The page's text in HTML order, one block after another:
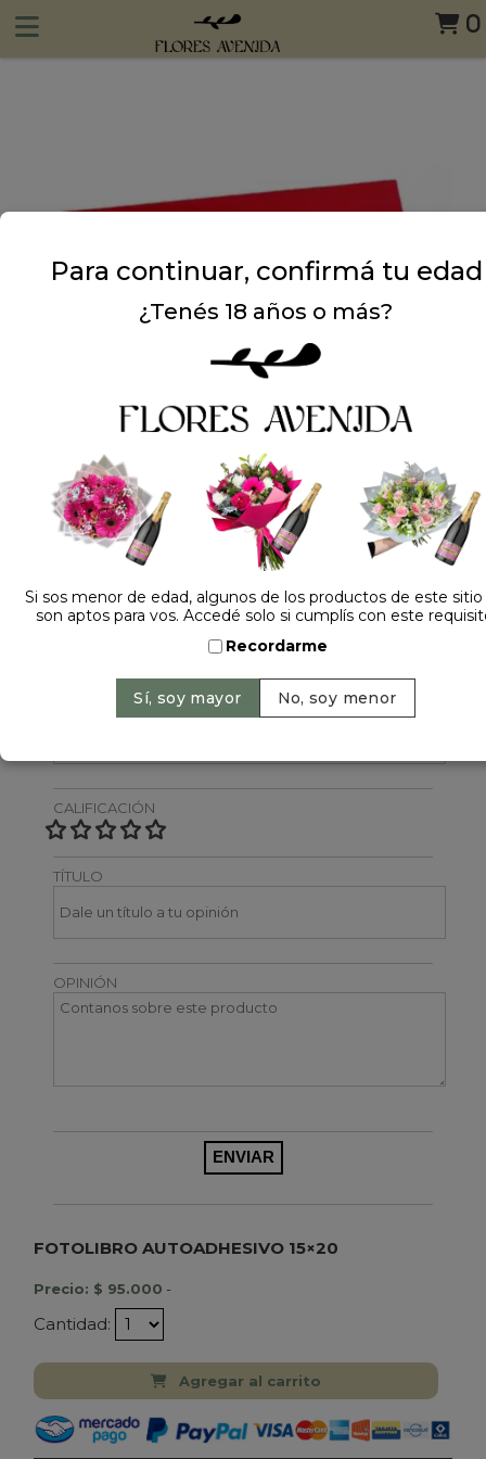
0
Dejá tu opinión
NOMBRE
CALIFICACIÓN
TÍTULO
OPINIÓN
FOTOLIBRO AUTOADHESIVO 15×20
Precio: $ 95.000 -
Cantidad:
Agregar al carrito
Para continuar, confirmá tu edad
¿Tenés 18 años o más?
Si sos menor de edad, algunos de los productos de este
son aptos para vos. Accedé solo si cumplís con este
Recordarme